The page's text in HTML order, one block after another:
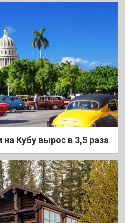
на Кубу вырос в 3,5 раза